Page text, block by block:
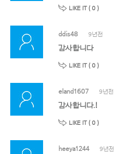
LIKE IT ( 0 )
ddis48 9년전
감사합니다
LIKE IT ( 0 )
eland1607 9년전
감사합니다.!
LIKE IT ( 0 )
heeya1244 9년전